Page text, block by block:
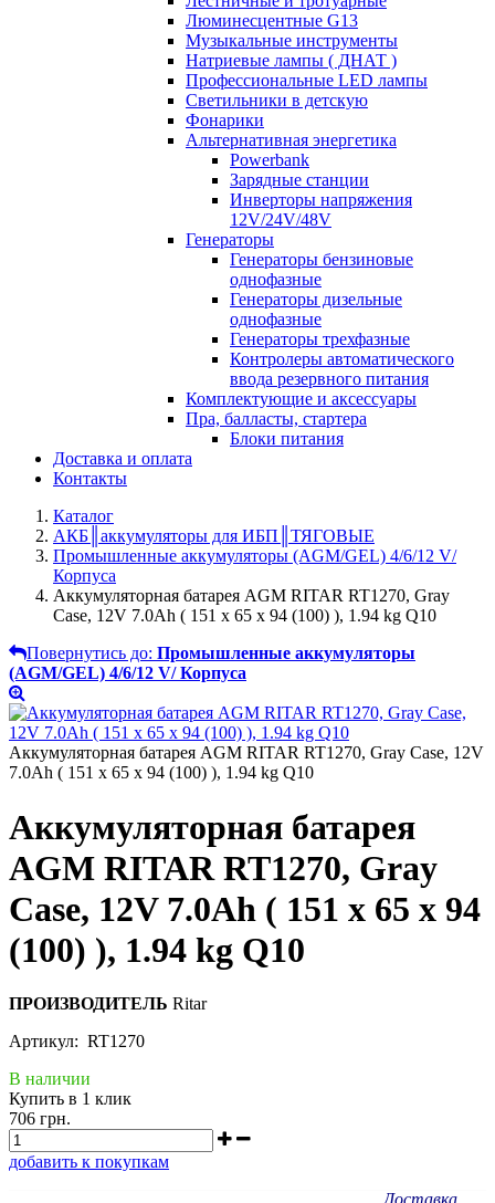
Люминесцентные G13
Музыкальные инструменты
Натриевые лампы ( ДНАТ )
Профессиональные LED лампы
Светильники в детскую
Фонарики
Альтернативная энергетика
Powerbank
Зарядные станции
Инверторы напряжения
12V/24V/48V
Генераторы
Генераторы бензиновые
однофазные
Генераторы дизельные
однофазные
Генераторы трехфазные
Контролеры автоматического
ввода резервного питания
Комплектующие и аксессуары
Пра, балласты, стартера
Блоки питания
Доставка и оплата
Контакты
Каталог
АКБ║аккумуляторы для ИБП║ТЯГОВЫЕ
Промышленные аккумуляторы (AGM/GEL) 4/6/12 V/
Корпуса
Аккумуляторная батарея AGM RITAR RT1270, Gray
Case, 12V 7.0Ah ( 151 х 65 х 94 (100) ), 1.94 kg Q10
Повернутись до: Промышленные аккумуляторы
(AGM/GEL) 4/6/12 V/ Корпуса
Аккумуляторная батарея AGM RITAR RT1270, Gray Case, 12V
7.0Ah ( 151 х 65 х 94 (100) ), 1.94 kg Q10
Аккумуляторная батарея
AGM RITAR RT1270, Gray
Case, 12V 7.0Ah ( 151 х 65 х 94
(100) ), 1.94 kg Q10
ПРОИЗВОДИТЕЛЬ Ritar
Артикул: RT1270
В наличии
Купить в 1 клик
706 грн.
добавить к покупкам